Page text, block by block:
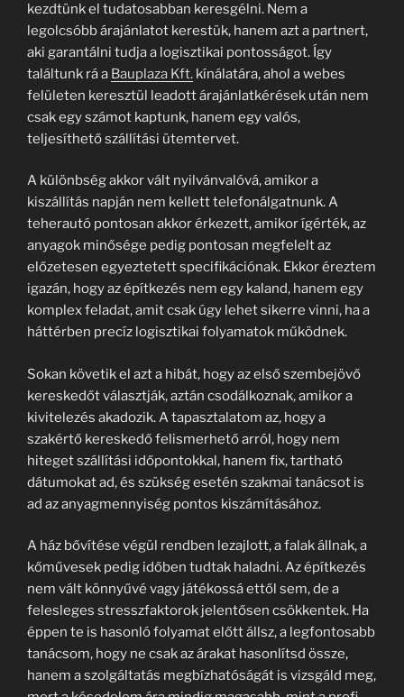
kezdtünk el tudatosabban keresgélni. Nem a
legolcsóbb árajánlatot kerestük, hanem azt a partnert,
aki garantálni tudja a logisztikai pontosságot. Így
találtunk rá a Bauplaza Kft. kínálatára, ahol a webes
felületen keresztül leadott árajánlatkérések után nem
csak egy számot kaptunk, hanem egy valós,
teljesíthető szállítási ütemtervet.
A különbség akkor vált nyilvánvalóvá, amikor a
kiszállítás napján nem kellett telefonálgatnunk. A
teherautó pontosan akkor érkezett, amikor ígérték, az
anyagok minősége pedig pontosan megfelelt az
előzetesen egyeztetett specifikációnak. Ekkor éreztem
igazán, hogy az építkezés nem egy kaland, hanem egy
komplex feladat, amit csak úgy lehet sikerre vinni, ha a
háttérben precíz logisztikai folyamatok működnek.
Sokan követik el azt a hibát, hogy az első szembejövő
kereskedőt választják, aztán csodálkoznak, amikor a
kivitelezés akadozik. A tapasztalatom az, hogy a
szakértő kereskedő felismerhető arról, hogy nem
hiteget szállítási időpontokkal, hanem fix, tartható
dátumokat ad, és szükség esetén szakmai tanácsot is
ad az anyagmennyiség pontos kiszámításához.
A ház bővítése végül rendben lezajlott, a falak állnak, a
kőművesek pedig időben tudtak haladni. Az építkezés
nem vált könnyűvé vagy játékossá ettől sem, de a
felesleges stresszfaktorok jelentősen csökkentek. Ha
éppen te is hasonló folyamat előtt állsz, a legfontosabb
tanácsom, hogy ne csak az árakat hasonlítsd össze,
hanem a szolgáltatás megbízhatóságát is vizsgáld meg,